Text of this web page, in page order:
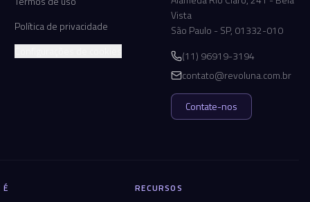
Política de privacidade
Vista
São Paulo - SP, 01332-010
(11) 96919-3194
contato@revoluna.com.br
Contate-nos
RECURSOS